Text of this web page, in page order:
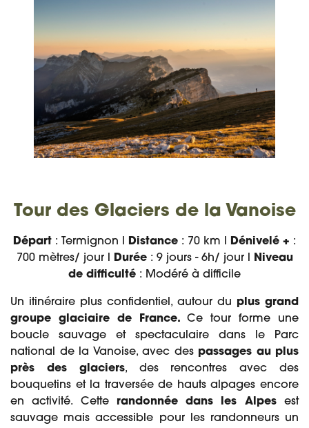
Tour des Glaciers de la Vanoise
Départ : Termignon l Distance : 70 km l Dénivelé + :
700 mètres/ jour l
Durée : 9 jours - 6h/ jour l
Niveau
de difficulté : Modéré à difficile
Un itinéraire plus confidentiel, autour du plus grand
groupe glaciaire de France.Ce tour forme une
boucle sauvage et spectaculaire dans le Parc
national de la Vanoise, avec despassages au plus
près des glaciers, des rencontres avec des
bouquetins et la traversée de hauts alpages encore
en activité. Cette randonnée dans les Alpesest
sauvage mais accessible pour les randonneurs un